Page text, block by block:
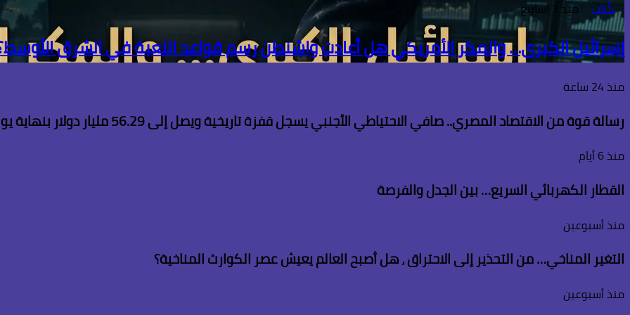
كُتاب منذ 3 أسابيع
إسرائيل الكبرى… والمكر الأمريكي هل أعادت واشنطن رسم قواعد اللعبة في الشرق
منذ 24 ساعة
رسالة قوة من الاقتصاد المصري.. صافي الاحتياطي الأجنبي يسجل قفزة تاريخية ويصل إلى 56.29 مليار دولار بنهاية يوليو
منذ 6 أيام
القطار الكهربائي السريع… بين الجدل والفرصة
منذ أسبوعين
التغير المناخي… من التحذير إلى الاحتراق ، هل أصبح العالم يعيش عصر الكوارث المناخية؟
منذ أسبوعين